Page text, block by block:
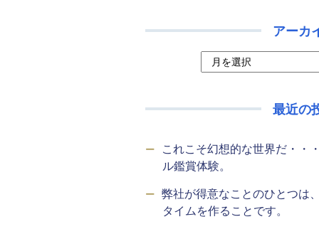
アーカ
最近の
これこそ幻想的な世界だ・・
ル鑑賞体験。
弊社が得意なことのひとつは
タイムを作ることです。